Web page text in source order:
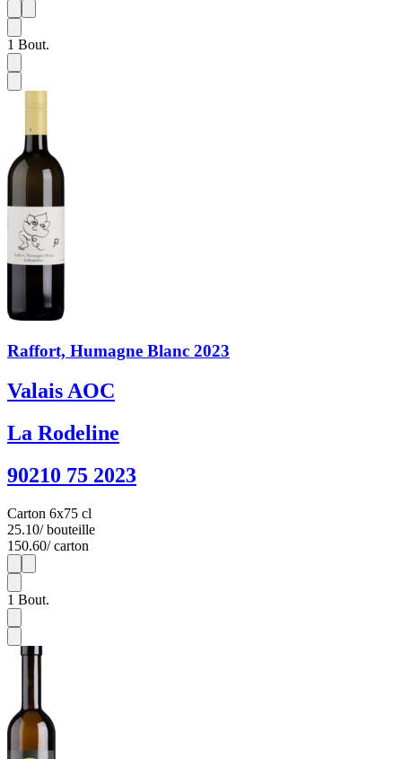
1
1 Bout.
Raffort, Humagne Blanc 2023
Valais AOC
La Rodeline
90210 75 2023
Carton 6x75 cl
25.10/ bouteille
150.60/ carton
1
1 Bout.